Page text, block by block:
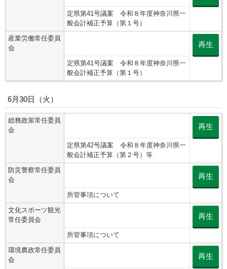
定県第41号議案 令和８年度神奈川県一
般会計補正予算（第１号）
産業労働常任委員
会
定県第41号議案 令和８年度神奈川県一
般会計補正予算（第１号）
再生
6月30日（火）
総務政策常任委員
会
定県第42号議案 令和８年度神奈川県一
般会計補正予算（第２号）等
再生
防災警察常任委員
会
所管事項について
再生
文化スポーツ観光
常任委員会
所管事項について
再生
環境農政常任委員
会
再生